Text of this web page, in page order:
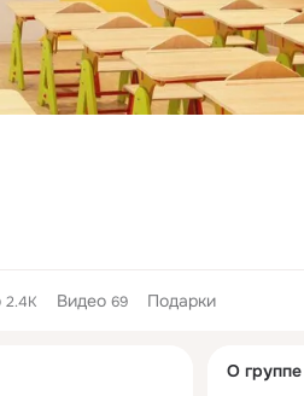
2.4K Видео 69 Подарки
колонка
О группе